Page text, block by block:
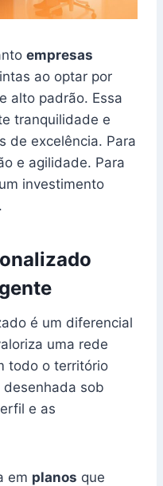
empresas
ao optar por
alto padrão. Essa
tranquilidade e
de excelência. Para
e agilidade. Para
investimento
é um diferencial
uma rede
todo o território
desenhada sob
e as
em planos que